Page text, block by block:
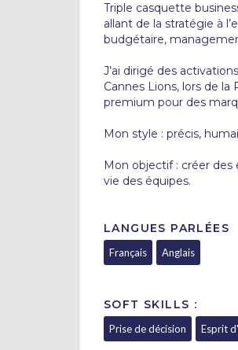
Triple casquette
allant de la stratégie à
budgétaire,
J’ai dirigé des
Cannes Lions, lors de
premium pour des
Mon style : précis,
Mon objectif : créer
vie des équipes.
LANGUES PARLÉES
Français Anglais
SOFT SKILLS :
Prise de décision Esprit